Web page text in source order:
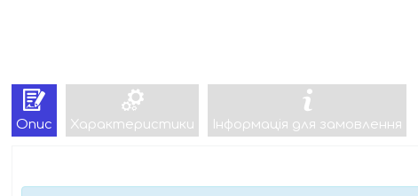
Опис Характеристики Інформація для замовлення